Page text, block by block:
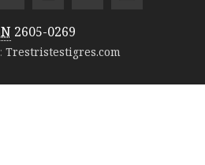
2605-0269
Trestristestigres.com